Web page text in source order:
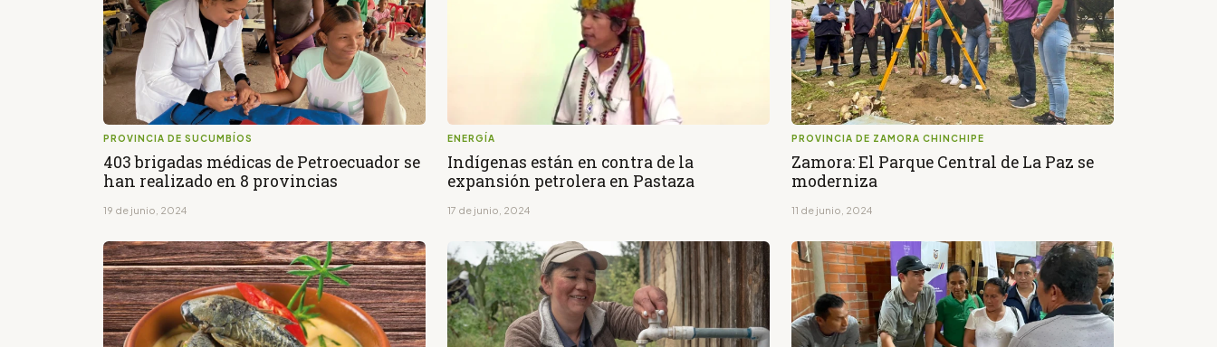
PROVINCIA DE SUCUMBÍOS
403 brigadas médicas de Petroecuador se
han realizado en 8 provincias
19 de junio, 2024
ENERGÍA
Indígenas están en contra de la
expansión petrolera en Pastaza
17 de junio, 2024
PROVINCIA DE ZAMORA CHINCHIPE
Zamora: El Parque Central de La Paz se
moderniza
11 de junio, 2024